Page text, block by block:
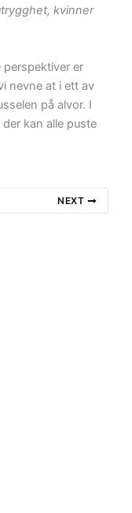
kvinner
perspektiver er
nevne at i ett av
på alvor. I
kan alle puste
NEXT